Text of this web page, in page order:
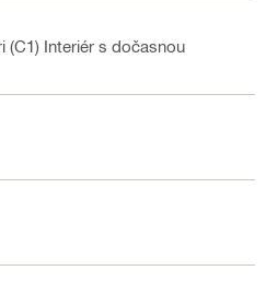
(C1) Interiér s dočasnou